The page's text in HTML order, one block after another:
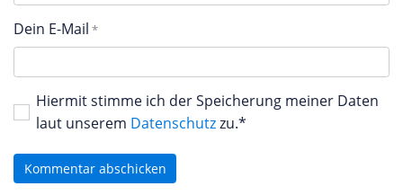
Dein E-Mail
Hiermit stimme ich der Speicherung meiner Daten
laut unserem Datenschutzzu.*
Kommentar abschicken